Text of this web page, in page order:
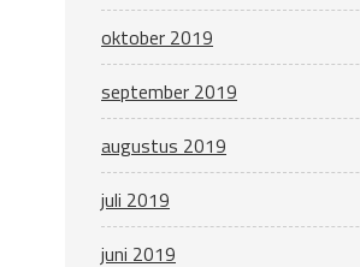
oktober 2019
september 2019
augustus 2019
juli 2019
juni 2019